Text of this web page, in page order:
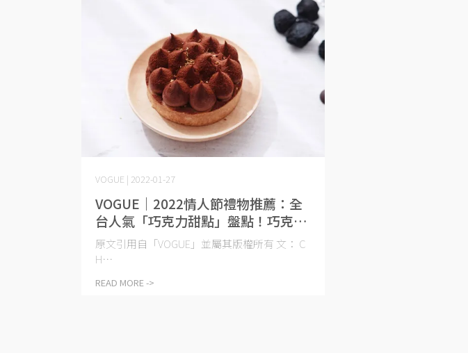
VOGUE｜2022情人節禮物推薦：全
台人氣「巧克力甜點」盤點！巧克力
控必收藏
VOGUE | 2022-01-27
原文引用自「VOGUE」並屬其版權所有 文： C
H⋯
READ MORE ->